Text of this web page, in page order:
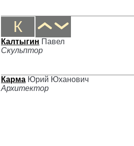
К
Калтыгин Павел
Скульптор
Карма Юрий Юханович
Архитектор